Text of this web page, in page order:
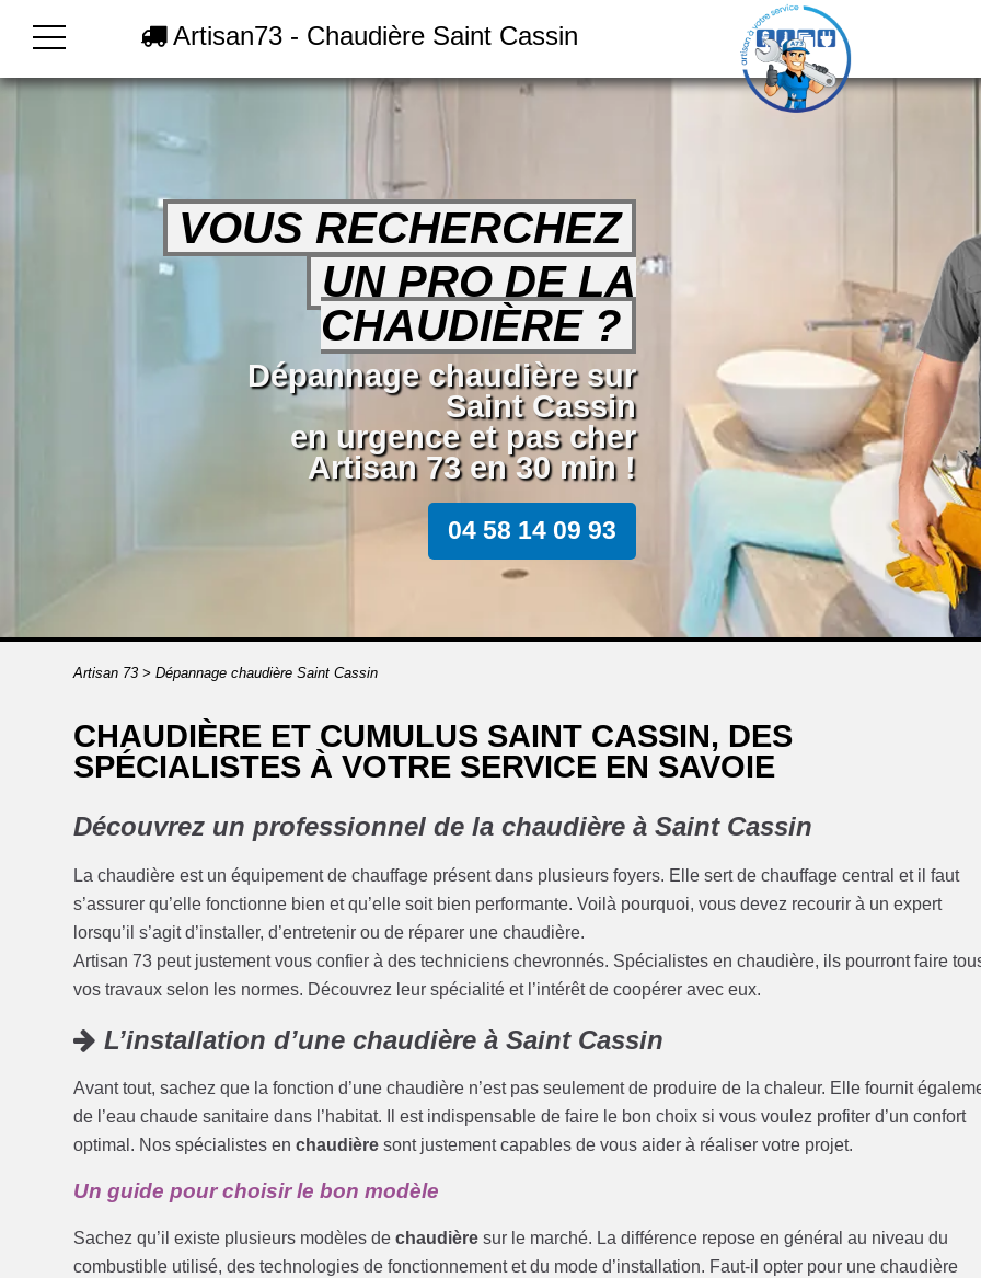
Artisan73 - Chaudière Saint Cassin
VOUS RECHERCHEZ
UN PRO DE LA
CHAUDIÈRE ?
Dépannage chaudière sur
Saint Cassin
en urgence et pas cher
Artisan 73 en 30 min !
04 58 14 09 93
Artisan 73> Dépannage chaudière Saint Cassin
CHAUDIÈRE ET CUMULUS SAINT CASSIN, DES
SPÉCIALISTES À VOTRE SERVICE EN SAVOIE
Découvrez un professionnel de la chaudière à Saint Cassin
La chaudière est un équipement de chauffage présent dans plusieurs foyers. Elle sert de chauffage central et il faut
s’assurer qu’elle fonctionne bien et qu’elle soit bien performante. Voilà pourquoi, vous devez recourir à un expert
lorsqu’il s’agit d’installer, d’entretenir ou de réparer une chaudière.
Artisan 73 peut justement vous confier à des techniciens chevronnés. Spécialistes en chaudière, ils pourront faire
vos travaux selon les normes. Découvrez leur spécialité et l’intérêt de coopérer avec eux.
L’installation d’une chaudière à Saint Cassin
Avant tout, sachez que la fonction d’une chaudière n’est pas seulement de produire de la chaleur. Elle fournit
de l’eau chaude sanitaire dans l’habitat. Il est indispensable de faire le bon choix si vous voulez profiter d’un confort
optimal. Nos spécialistes enchaudière sont justement capables de vous aider à réaliser votre projet.
Un guide pour choisir le bon modèle
Sachez qu’il existe plusieurs modèles dechaudière sur le marché. La différence repose en général au niveau du
combustible utilisé, des technologies de fonctionnement et du mode d’installation. Faut-il opter pour une chaudière